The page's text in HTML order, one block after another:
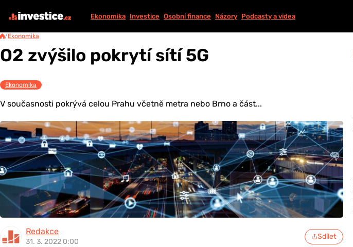
Ekonomika Investice Osobní finance Názory Podcasty a videa
/Ekonomika
O2 zvýšilo pokrytí sítí 5G
Ekonomika
V současnosti pokrývá celou Prahu včetně metra nebo Brno a část...
Redakce
31. 3. 2022 0:00
Sdílet